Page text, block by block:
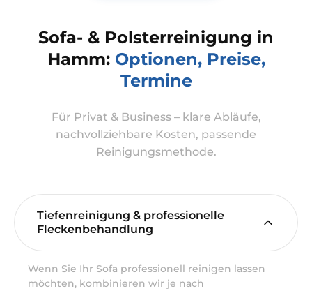
Sofa- & Polsterreinigung in
Hamm: Optionen, Preise,
Termine
Für Privat & Business – klare Abläufe,
nachvollziehbare Kosten, passende
Reinigungsmethode.
Tiefenreinigung & professionelle
Fleckenbehandlung
Wenn Sie Ihr Sofa professionell reinigen lassen
möchten, kombinieren wir je nach